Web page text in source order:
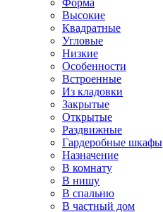
Форма
Высокие
Квадратные
Угловые
Низкие
Особенности
Встроенные
Из кладовки
Закрытые
Открытые
Раздвижные
Гардеробные шкафы
Назначение
В комнату
В нишу
В спальню
В частный дом